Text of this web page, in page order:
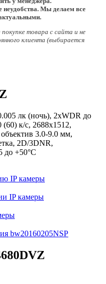
неудобства. Мы делаем все
товара с сайта и не
клиента (выбирается
лк (ночь), 2хWDR до
к/с, 2688x1512,
3.0-9.0 мм,
2D/3DNR,
до +50°С
IP камеры
IP камеры
bw20160205NSP